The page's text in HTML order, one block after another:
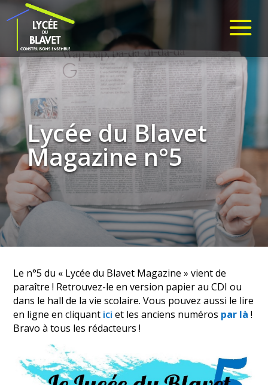
Lycée du Blavet
Magazine n°5
Le n°5 du « Lycée du Blavet Magazine » vient de
paraître ! Retrouvez-le en version papier au CDI ou
dans le hall de la vie scolaire. Vous pouvez aussi le lire
en ligne en cliquant ici et les anciens numéros par là !
Bravo à tous les rédacteurs !